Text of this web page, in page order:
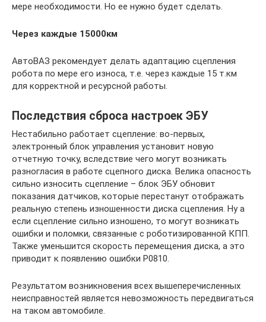
мере необходимости. Но ее нужно будет сделать.
Через каждые 15000км
АвтоВАЗ рекомендует делать адаптацию сцепления
робота по мере его износа, т.е. через каждые 15 т.км
для корректной и ресурсной работы.
Последствия сброса настроек ЭБУ
Нестабильно работает сцепление: во-первых,
электронный блок управления установит новую
отчетную точку, вследствие чего могут возникать
разногласия в работе сцепного диска. Велика опасность
сильно износить сцепление – блок ЭБУ обновит
показания датчиков, которые перестанут отображать
реальную степень изношенности диска сцепления. Ну а
если сцепление сильно изношено, то могут возникать
ошибки и поломки, связанные с роботизированной КПП.
Также уменьшится скорость перемещения диска, а это
приводит к появлению ошибки Р0810.
Результатом возникновения всех вышеперечисленных
неисправностей является невозможность передвигаться
на таком автомобиле.